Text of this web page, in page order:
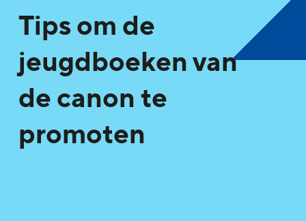
Tips om de
jeugdboeken van
de canon te
promoten